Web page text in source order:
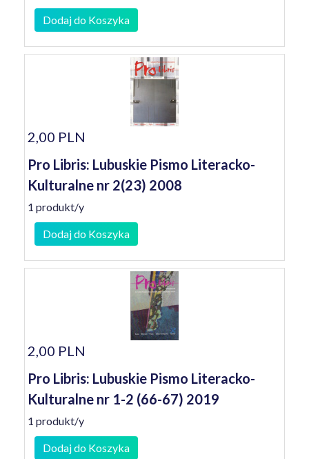
Dodaj do Koszyka
2,00 PLN
Pro Libris: Lubuskie Pismo Literacko-
Kulturalne nr 2(23) 2008
1 produkt/y
Dodaj do Koszyka
2,00 PLN
Pro Libris: Lubuskie Pismo Literacko-
Kulturalne nr 1-2 (66-67) 2019
1 produkt/y
Dodaj do Koszyka